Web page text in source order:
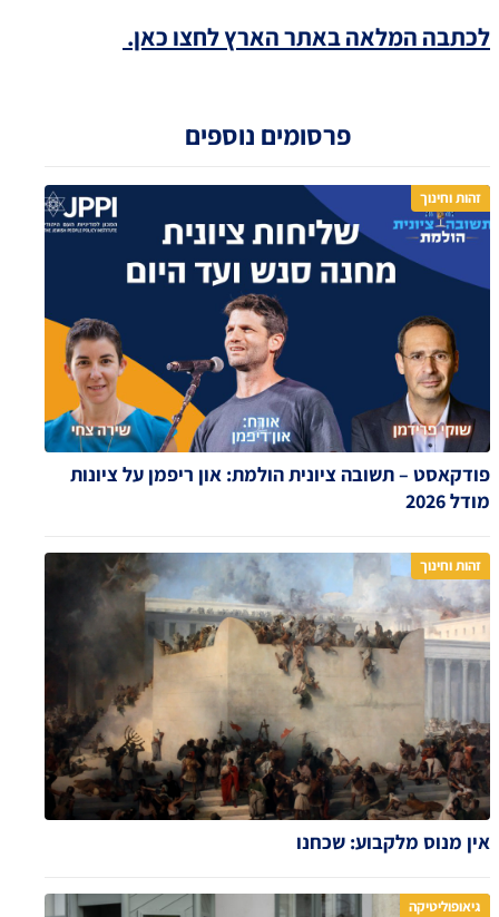
פרסומים נוספים
זהות וחינוך
פודקאסט – תשובה ציונית הולמת: און ריפמן על ציונות
מודל 2026
זהות וחינוך
אין מנוס מלקבוע: שכחנו
גיאופוליטיקה
לכתבה המלאה באתר הארץ לחצו כאן.